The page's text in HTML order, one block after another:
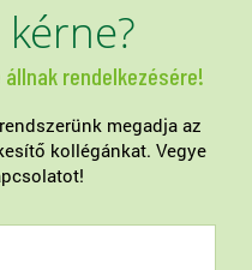
rendelkezésére!
megadja az
kollégánkat. Vegye